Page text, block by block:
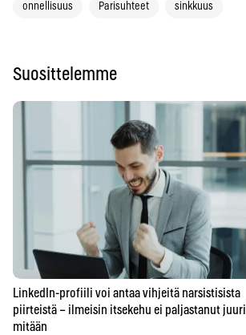
onnellisuus Parisuhteet sinkkuus
Suosittelemme
LinkedIn-profiili voi antaa vihjeitä narsistisista
piirteistä – ilmeisin itsekehu ei paljastanut juuri
mitään